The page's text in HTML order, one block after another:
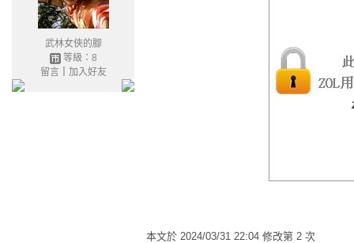
武林女俠的腳
等級：8
留言｜ 加入好友
本文於 2024/03/31 22:04 修改第 2 次